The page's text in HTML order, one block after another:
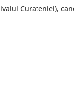
Curateniei),